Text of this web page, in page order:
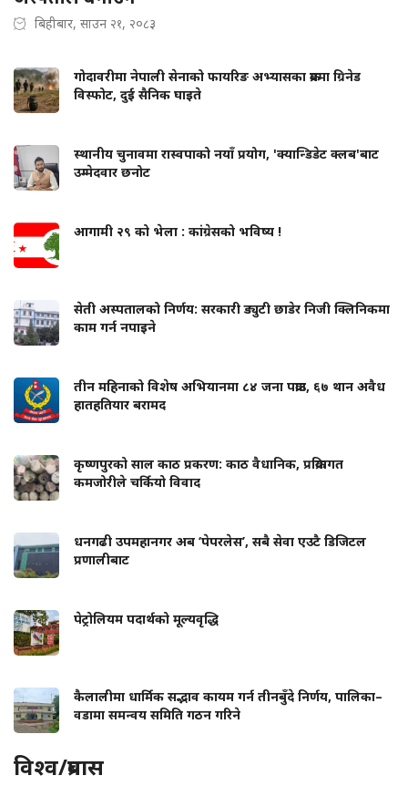
बिहीबार, साउन २१, २०८३
गोदावरीमा नेपाली सेनाको फायरिङ अभ्यासका क्रममा ग्रिनेड
विस्फोट, दुई सैनिक घाइते
स्थानीय चुनावमा रास्वपाको नयाँ प्रयोग, 'क्यान्डिडेट क्लब'बाट
उम्मेदवार छनोट
आगामी २९ को भेला : कांग्रेसको भविष्य !
सेती अस्पतालको निर्णय: सरकारी ड्युटी छाडेर निजी क्लिनिकमा
काम गर्न नपाइने
तीन महिनाको विशेष अभियानमा ८४ जना पक्राउ, ६७ थान अवैध
हातहतियार बरामद
कृष्णपुरको साल काठ प्रकरण: काठ वैधानिक, प्रक्रियागत
कमजोरीले चर्कियो विवाद
धनगढी उपमहानगर अब ‘पेपरलेस’, सबै सेवा एउटै डिजिटल
प्रणालीबाट
पेट्रोलियम पदार्थको मूल्यवृद्धि
कैलालीमा धार्मिक सद्भाव कायम गर्न तीनबुँदे निर्णय, पालिका–
वडामा समन्वय समिति गठन गरिने
विश्व/प्रबास